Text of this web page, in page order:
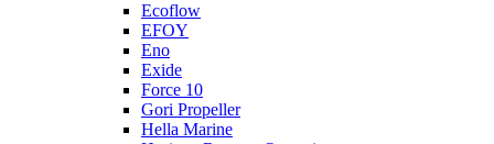
Ecoflow
EFOY
Eno
Exide
Force 10
Gori Propeller
Hella Marine